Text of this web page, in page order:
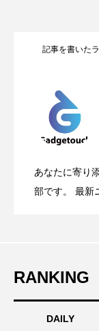
記事を書いた
あなたに寄り
部です。 最新
2026.05.04
2026.04.24
2026.04.23
RANKING
DAILY